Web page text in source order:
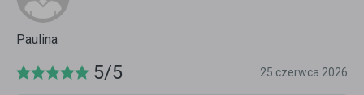
Paulina
5/5 25 czerwca 2026